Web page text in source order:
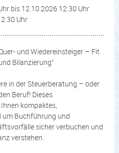
bis 12.10.2026 12:30 Uhr
Uhr
und Wiedereinsteiger – Fit
Bilanzierung“
in der Steuerberatung – oder
Beruf! Dieses
kompaktes,
um Buchführung und
sicher verbuchen und
verstehen.